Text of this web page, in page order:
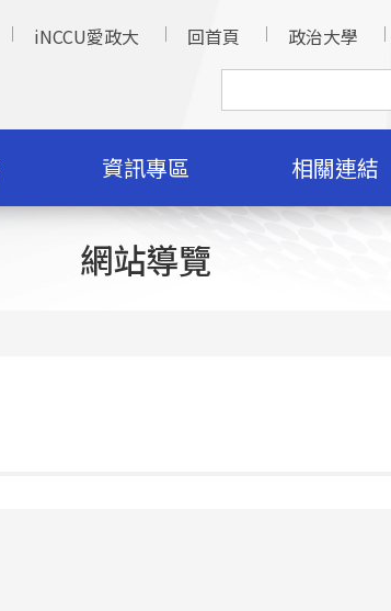
iNCCU愛政大
回首頁 政治大學
資訊專區 相關連結
網站導覽